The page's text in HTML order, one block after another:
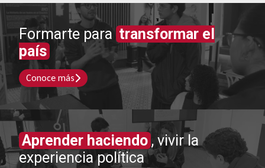
Formarte para transformar el
país
Conoce más
Aprender haciendo , vivir la
experiencia política